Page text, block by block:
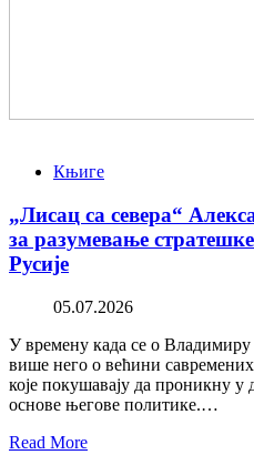
Књиге
„Лисац са севера“
за разумевање
Русије
05.07.2026
У времену када се о
више него о већини
које покушавају да проникну у
основе његове политике.…
Read More